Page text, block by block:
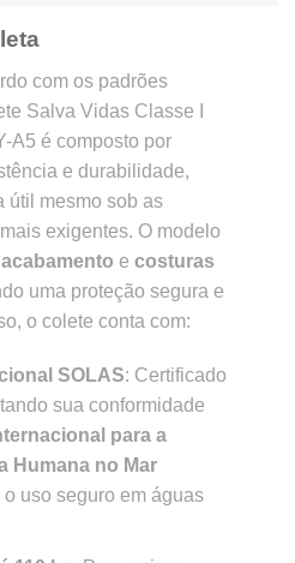
com os padrões
Salva Vidas Classe I
A5 é composto por
e durabilidade,
útil mesmo sob as
exigentes. O modelo
e costuras
uma proteção segura e
o colete conta com:
SOLAS: Certificado
sua conformidade
para a
Humana no Mar
uso seguro em águas